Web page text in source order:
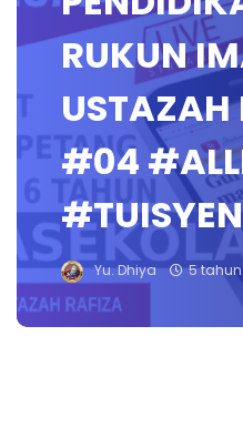
RUKUN
USTAZAH
#04
Yu. Dhiya 5